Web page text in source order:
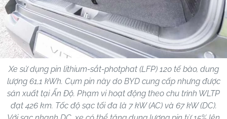
Xe sử dụng pin lithium-sắt-photphat (LFP) 120 tế bào, dung
lượng 61,1 kWh. Cụm pin này do BYD cung cấp nhưng được
sản xuất tại Ấn Độ. Phạm vi hoạt động theo chu trình WLTP
đạt 426 km. Tốc độ sạc tối đa là 7 kW (AC) và 67 kW (DC).